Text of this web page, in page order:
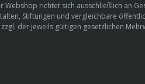
Webshop richtet sich ausschließlich an
Stiftungen und vergleichbare
zzgl. der jeweils gültigen gesetzlichen